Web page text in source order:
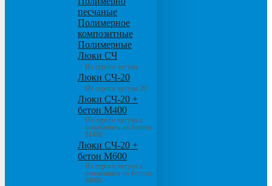
песчаные
Полимерное
композитные
Полимерные
Люки СЧ
Из серого чугуна
Люки СЧ-20
Из серого чугуна 20
Люки СЧ-20 +
бетон М400
Из серого чугуна с
основанием из бетона
М400
Люки СЧ-20 +
бетон М600
Из серого чугуна с
основанием из бетона
М600